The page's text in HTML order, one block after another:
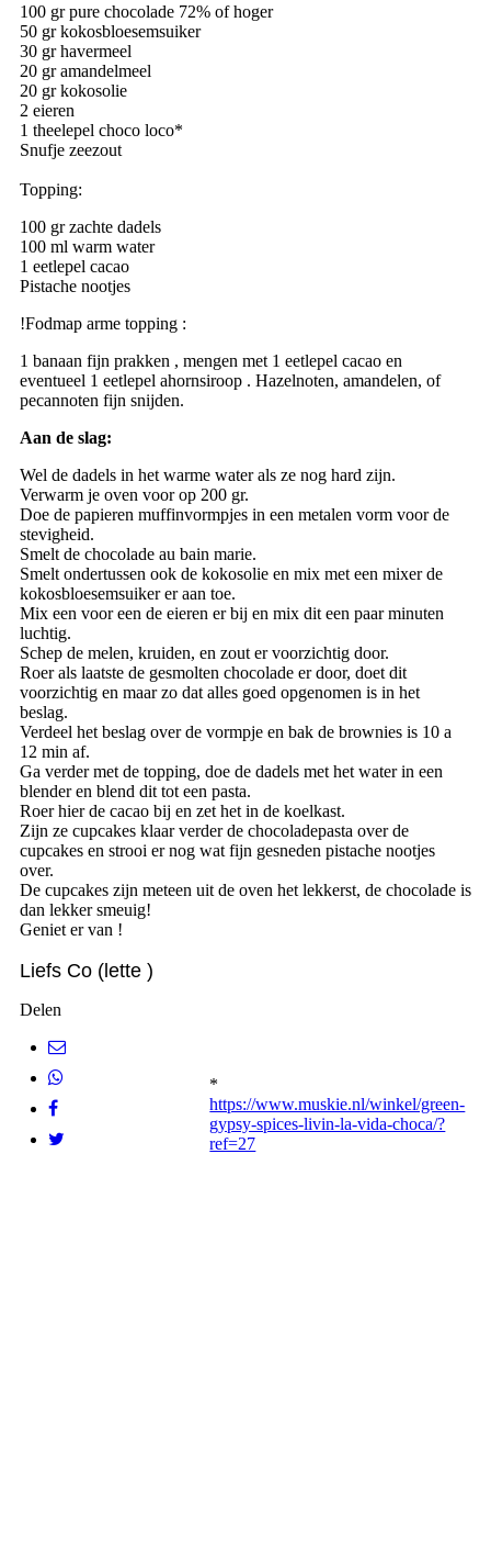
100 gr pure chocolade 72% of hoger
50 gr kokosbloesemsuiker
30 gr havermeel
20 gr amandelmeel
20 gr kokosolie
2 eieren
1 theelepel choco loco*
Snufje zeezout
Topping:
100 gr zachte dadels
100 ml warm water
1 eetlepel cacao
Pistache nootjes
!Fodmap arme topping :
1 banaan fijn prakken , mengen met 1 eetlepel cacao en
eventueel 1 eetlepel ahornsiroop . Hazelnoten, amandelen, of
pecannoten fijn snijden.
Aan de slag:
Wel de dadels in het warme water als ze nog hard zijn.
Verwarm je oven voor op 200 gr.
Doe de papieren muffinvormpjes in een metalen vorm voor de
stevigheid.
Smelt de chocolade au bain marie.
Smelt ondertussen ook de kokosolie en mix met een mixer de
kokosbloesemsuiker er aan toe.
Mix een voor een de eieren er bij en mix dit een paar minuten
luchtig.
Schep de melen, kruiden, en zout er voorzichtig door.
Roer als laatste de gesmolten chocolade er door, doet dit
voorzichtig en maar zo dat alles goed opgenomen is in het
beslag.
Verdeel het beslag over de vormpje en bak de brownies is 10 a
12 min af.
Ga verder met de topping, doe de dadels met het water in een
blender en blend dit tot een pasta.
Roer hier de cacao bij en zet het in de koelkast.
Zijn ze cupcakes klaar verder de chocoladepasta over de
cupcakes en strooi er nog wat fijn gesneden pistache nootjes
over.
De cupcakes zijn meteen uit de oven het lekkerst, de chocolade is
dan lekker smeuig!
Geniet er van !
Liefs Co (lette )
Delen
*
https://www.muskie.nl/winkel/green-
gypsy-spices-livin-la-vida-choca/?
ref=27